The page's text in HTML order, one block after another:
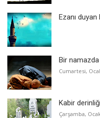
Ezanı duyan
Bir
Cumartesi,
Kabir
Çarşamba,